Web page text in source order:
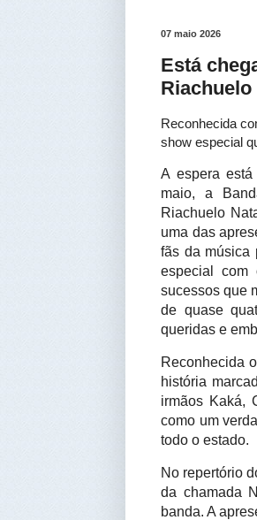
07 maio 2026
Está
Riachuelo
Reconhecida
show especial
A espera
maio, a
Riachuelo
uma das
fãs da música
especial com
sucessos que
de quase
queridas e
Reconhecida
história
irmãos Kaká,
como um
todo o estado.
No repertório
da chamada
banda. A